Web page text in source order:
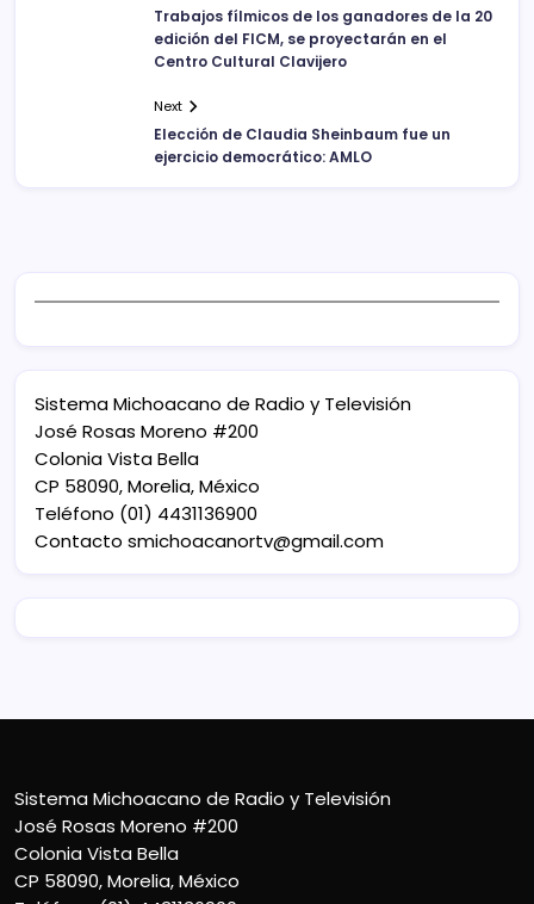
Trabajos fílmicos de los ganadores de la 20
edición del FICM, se proyectarán en el
Centro Cultural Clavijero
Next
Elección de Claudia Sheinbaum fue un
ejercicio democrático: AMLO
Sistema Michoacano de Radio y Televisión
José Rosas Moreno #200
Colonia Vista Bella
CP 58090, Morelia, México
Teléfono (01) 4431136900
Contacto smichoacanortv@gmail.com
Sistema Michoacano de Radio y Televisión
José Rosas Moreno #200
Colonia Vista Bella
CP 58090, Morelia, México